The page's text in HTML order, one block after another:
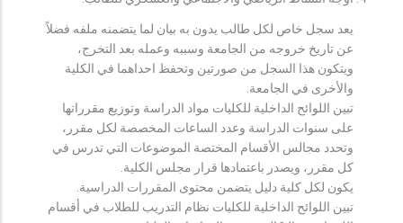
يعد سجل خاص لكل طالب يدون به بيان لما يتضمنه ملفه فضلاً
عن تاريخ خروجه من الجامعة وسببه وعمله بعد التخرج،
ويتكون هذا السجل من صورتين وتحفظ احداهما في الكلية
والأخرى في الجامعة.
تبين اللوائح الداخلية للكليات مواد الدراسة وتوزيع مقرراتها
على سنوات الدراسة وعدد الساعات المخصصة لكل مقرر،
وتحدد مجالس الأقسام المختصة الموضوعات التي تدرس في
كل مقرر، ويصدر باعتمادها قرار مجلس الكلية.
يكون لكل كلية دليل يتضمن محتوى المقررات الدراسية.
تبين اللوائح الداخلية للكليات نظام التدريب للطلاب في أقسام